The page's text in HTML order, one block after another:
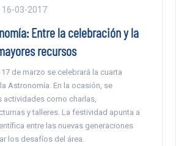
16-03-2017
Entre la celebración y la
recursos
de marzo se celebrará la cuarta
Astronomía. En la ocasión, se
actividades como charlas,
y talleres. La festividad apunta a
entre las nuevas generaciones
los desafíos del área.